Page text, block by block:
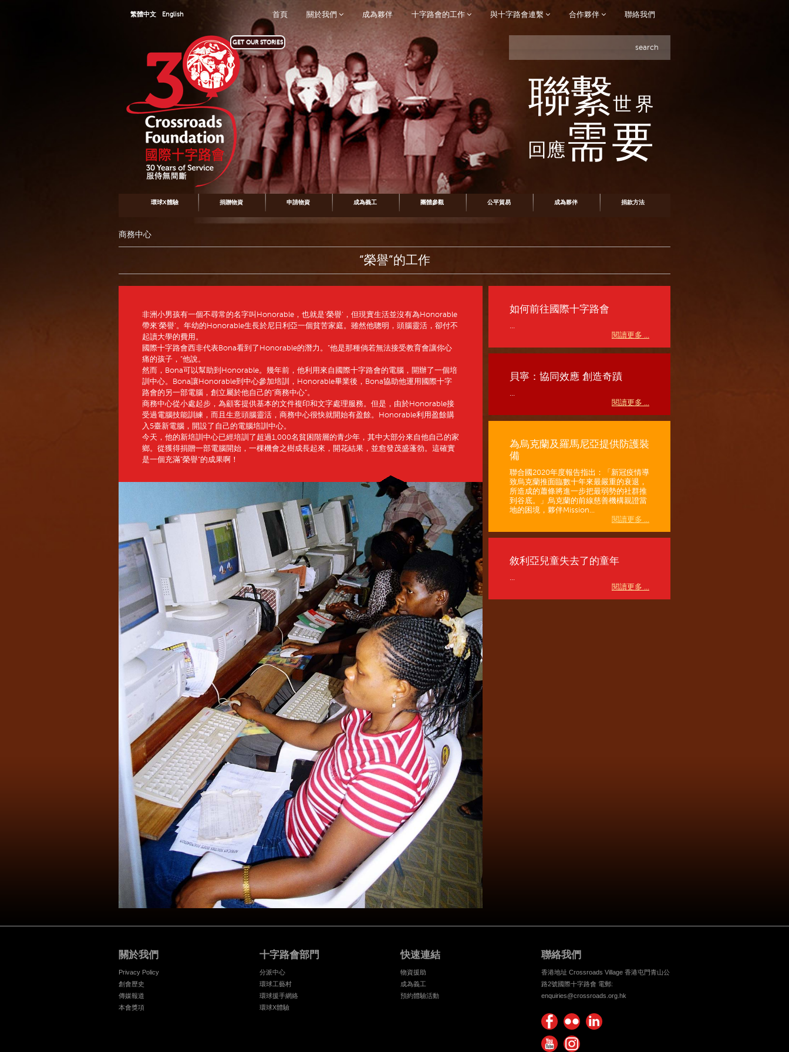
首頁 關於我們 成為夥伴 十字路會的工作 與十字路會連繫 合作夥伴 聯絡我們
繁體中文 English
GET OUR STORIES
search
聯繫世界
回應需要
環球X體驗 捐贈物資 申請物資 成為義工 團體參觀 公平貿易 成為夥伴 捐款方法
商務中心
“榮譽”的工作
非洲小男孩有一個不尋常的名字叫Honorable，也就是‘榮譽’，但現實生活並沒有為Honorable
帶來‘榮譽’。年幼的Honorable生長於尼日利亞一個貧苦家庭。雖然他聰明，頭腦靈活，卻付不
起讀大學的費用。
國際十字路會西非代表Bona看到了Honorable的潛力。“他是那種倘若無法接受教育會讓你心
痛的孩子，”他說。
然而，Bona可以幫助到Honorable。幾年前，他利用來自國際十字路會的電腦，開辦了一個培
訓中心。Bona讓Honorable到中心參加培訓，Honorable畢業後，Bona協助他運用國際十字
路會的另一部電腦，創立屬於他自己的“商務中心”。
商務中心從小處起步，為顧客提供基本的文件複印和文字處理服務。但是，由於Honorable接
受過電腦技能訓練，而且生意頭腦靈活，商務中心很快就開始有盈餘。Honorable利用盈餘購
入5臺新電腦，開設了自己的電腦培訓中心。
今天，他的新培訓中心已經培訓了超過1,000名貧困階層的青少年，其中大部分來自他自己的家
鄉。從獲得捐贈一部電腦開始，一棵機會之樹成長起來，開花結果，並愈發茂盛蓬勃。這確實
是一個充滿“榮譽”的成果啊！
如何前往國際十字路會
...
閱讀更多 ...
貝寧：協同效應 創造奇蹟
...
閱讀更多 ...
為烏克蘭及羅馬尼亞提供防護裝
備
聯合國2020年度報告指出：「新冠疫情導
致烏克蘭推面臨數十年來最嚴重的衰退，
所造成的蕭條將進一步把最弱勢的社群推
到谷底。」烏克蘭的前線慈善機構親證當
地的困境，夥伴Mission...
閱讀更多 ...
敘利亞兒童失去了的童年
...
閱讀更多 ...
關於我們
Privacy Policy
創會歷史
傳媒報道
本會獎項
十字路會部門
分派中心
環球工藝村
環球援手網絡
環球X體驗
快速連結
物資援助
成為義工
預約體驗活動
聯絡我們
香港地址 Crossroads Village 香港屯門青山公
路2號國際十字路會 電郵:
enquiries@crossroads.org.hk
Find
us on
Flickr
Photos